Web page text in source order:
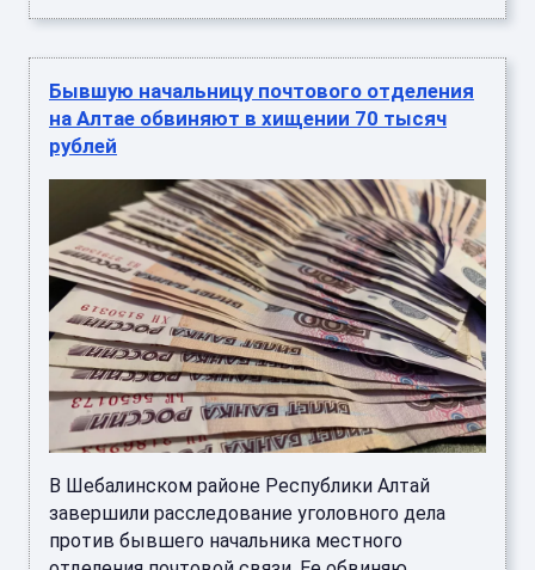
Бывшую начальницу почтового отделения
на Алтае обвиняют в хищении 70 тысяч
рублей
В Шебалинском районе Республики Алтай
завершили расследование уголовного дела
против бывшего начальника местного